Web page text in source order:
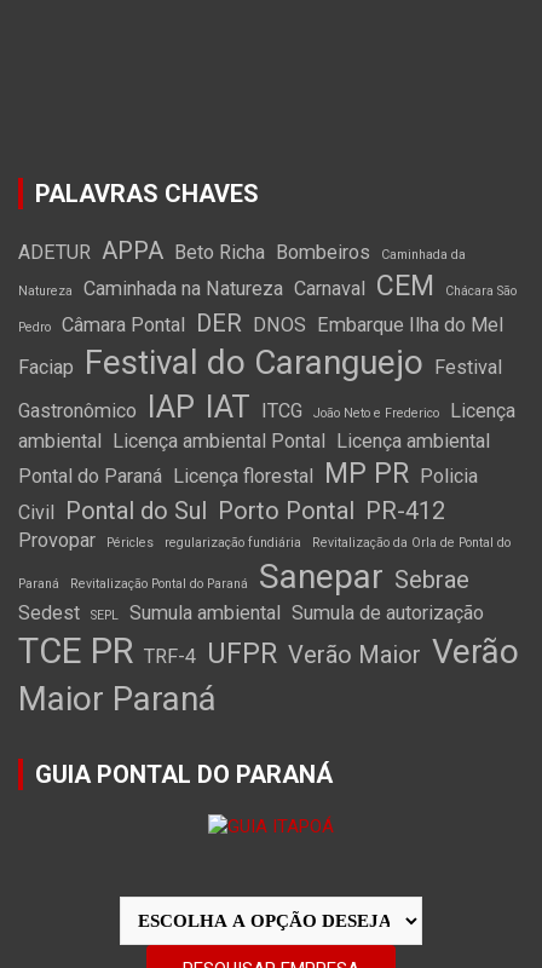
PALAVRAS CHAVES
ADETUR APPA Beto Richa Bombeiros Caminhada da
Natureza Caminhada na Natureza Carnaval CEM Chácara São
Pedro Câmara Pontal DER DNOS
Embarque Ilha do Mel
Faciap
Festival do Caranguejo
Festival
Gastronômico
IAP IAT ITCG João Neto e Frederico
Licença
ambiental
Licença ambiental Pontal
Licença ambiental
Pontal do Paraná
Licença florestal MP PR
Policia
Civil
Pontal do Sul Porto Pontal PR-412
Provopar Péricles regularização fundiária Revitalização da Orla de Pontal do
Paraná Revitalização Pontal do Paraná Sanepar Sebrae
Sedest SEPL Sumula ambiental Sumula de autorização
TCE PR TRF-4 UFPR Verão Maior Verão
Maior Paraná
GUIA PONTAL DO PARANÁ